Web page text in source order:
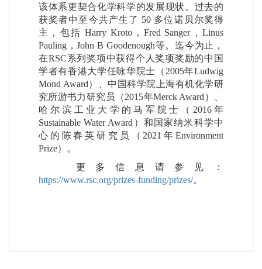
该体系更契合化学科学的发展现状。过去的
获奖者中至今共产生了 50 多位诺贝尔奖得
主，包括 Harry Kroto，Fred Sanger，Linus
Pauling，John B Goodenough等。迄今为止，
在RSC系列奖项中获得个人奖项奖励的中国
学者有香港大学任咏华院士（2005年Ludwig
Mond Award）、中国科学院上海有机化学研
究所游书力研究员（2015年Merck Award）、
哈尔滨工业大学的马军院士（2016年
Sustainable Water Award）和国家纳米科学中
心的陈春英研究员（2021年Environment
Prize）。
更多信息请参见：
https://www.rsc.org/prizes-funding/prizes/。